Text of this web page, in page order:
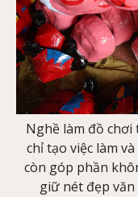
Nghề làm đồ
chỉ tạo việc làm
còn góp phần
giữ nét đẹp